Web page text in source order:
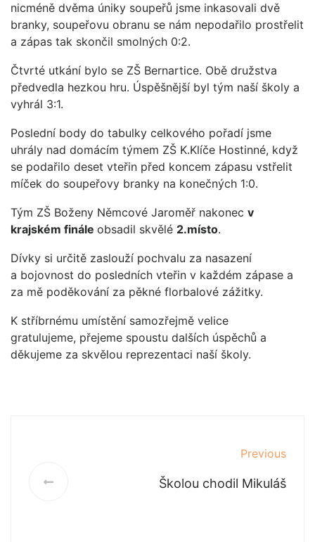
nicméně dvěma úniky soupeřů jsme inkasovali dvě
branky, soupeřovu obranu se nám nepodařilo prostřelit
a zápas tak skončil smolných 0:2.
Čtvrté utkání bylo se ZŠ Bernartice. Obě družstva
předvedla hezkou hru. Úspěšnější byl tým naší školy a
vyhrál 3:1.
Poslední body do tabulky celkového pořadí jsme
uhrály nad domácím týmem ZŠ K.Klíče Hostinné, když
se podařilo deset vteřin před koncem zápasu vstřelit
míček do soupeřovy branky na konečných 1:0.
Tým ZŠ Boženy Němcové Jaroměř nakonec v
krajském finále obsadil skvělé 2.místo.
Dívky si určitě zaslouží pochvalu za nasazení
a bojovnost do posledních vteřin v každém zápase a
za mě poděkování za pěkné florbalové zážitky.
K stříbrnému umístění samozřejmě velice
gratulujeme, přejeme spoustu dalších úspěchů a
děkujeme za skvělou reprezentaci naší školy.
Previous
Školou chodil Mikuláš